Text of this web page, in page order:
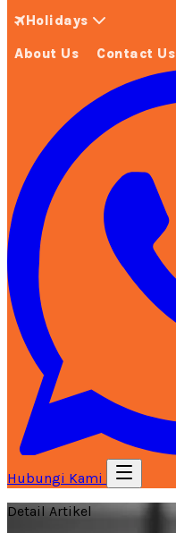
Holidays
About Us Contact Us
Hubungi Kami
Detail Artikel